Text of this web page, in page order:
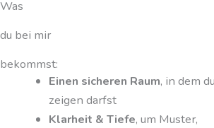
Was
du bei mir
bekommst:
Einen sicheren Raum, in dem
zeigen darfst
Klarheit & Tiefe, um Muster,